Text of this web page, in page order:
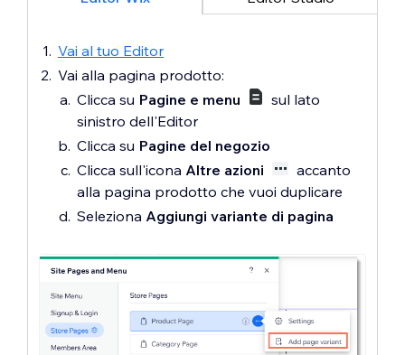
Vai al tuo Editor
Vai alla pagina prodotto:
Clicca su Pagine e menu
sul lato
sinistro dell'Editor
Clicca su Pagine del negozio
Clicca sull'icona Altre azioni
accanto
alla pagina prodotto che vuoi duplicare
Seleziona Aggiungi variante di pagina